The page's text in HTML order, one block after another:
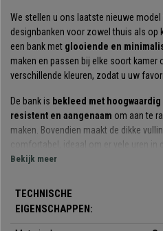
We stellen u ons laatste nieuwe
designbanken voor zowel thuis als op
een bank met glooiende en
maken en passen bij elke soort kamer
verschillende kleuren, zodat u uw
De bank is bekleed met
resistent en aangenaam om aan te
maken. Bovendien maakt de dikke
comfortabel, ideaal om er vele uren in
BASIL is perfect voor zowel uw
Bekijk meer
TECHNISCHE
EIGENSCHAPPEN: